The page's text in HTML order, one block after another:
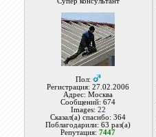
Пол:
Регистрация: 27.02.2006
Адрес: Москва
Сообщений: 674
Images: 22
Сказал(а) спасибо: 364
Поблагодарили: 63 раз(а)
Репутация:7447